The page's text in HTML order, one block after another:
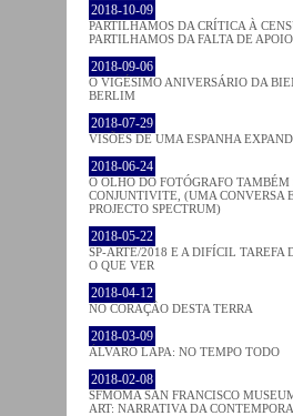
2018-10-09
PARTILHAMOS DA CRÍTICA À
PARTILHAMOS DA FALTA DE
2018-09-06
O VIGÉSIMO ANIVERSÁRIO DA
BERLIM
2018-07-29
VISÕES DE UMA ESPANHA
2018-06-24
O OLHO DO FOTÓGRAFO TAMBÉM
CONJUNTIVITE, (UMA CONVERSA
PROJECTO SPECTRUM)
2018-05-22
SP-ARTE/2018 E A DIFÍCIL TAREFA
O QUE VER
2018-04-12
NO CORAÇÂO DESTA TERRA
2018-03-09
ÁLVARO LAPA: NO TEMPO TODO
2018-02-08
SFMOMA SAN FRANCISCO
ART: NARRATIVA DA